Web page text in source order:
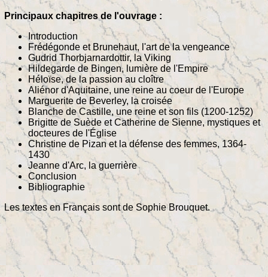
Principaux chapitres de l'ouvrage :
Introduction
Frédégonde et Brunehaut, l'art de la vengeance
Gudrid Thorbjarnardottir, la Viking
Hildegarde de Bingen, lumière de l'Empire
Héloïse, de la passion au cloître
Aliénor d'Aquitaine, une reine au coeur de l'Europe
Marguerite de Beverley, la croisée
Blanche de Castille, une reine et son fils (1200-1252)
Brigitte de Suède et Catherine de Sienne, mystiques et
docteures de l'Église
Christine de Pizan et la défense des femmes, 1364-
1430
Jeanne d'Arc, la guerrière
Conclusion
Bibliographie
Les textes en Français sont de Sophie Brouquet.